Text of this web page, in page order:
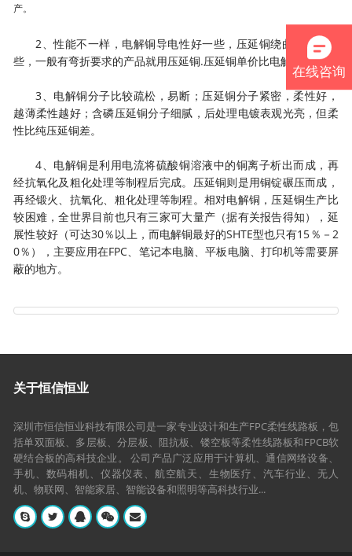
产。
2、性能不一样，电解铜导电性好一些，压延铜绕曲性要好一
些，一般有弯折要求的产品就用压延铜.压延铜单价比电解铜要贵。
3、电解铜分子比较疏松，易断；压延铜分子紧密，柔性好，
越薄柔性越好；含磷压延铜分子细腻，后处理电镀表观光亮，但柔
性比纯压延铜差。
4、电解铜是利用电流将硫酸铜溶液中的铜离子析出而成，再
经抗氧化及粗化处理等制程后完成。压延铜则是用铜锭碾压而成，
再经锻火、抗氧化、粗化处理等制程。相对电解铜，压延铜生产比
较困难，全世界目前也只有三家可大量产（据有关报告得知），延
展性较好（可达30％以上，而电解铜最好的SHTE型也只有15％－2
0％），主要应用在FPC、笔记本电脑、平板电脑、打印机等需要屏
蔽的地方。
关于恒信恒业
深圳市恒信恒业科技有限公司是一家专业设计和生产FPC柔性线路板，包
括单双面板、多层板、分层板、阻抗板、镂空板等柔性线路板和FPCB软
硬结合板的高科技企业。 公司产品广泛应用于计算机、通信网络设备、
手机、数码相机、仪器仪表、航空航天、生物医疗、汽车行业、无人
机、物联网、智能家居、智能设备和照明等高科技行业...
在线咨询